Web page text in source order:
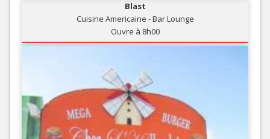
Blast
Cuisine Americaine - Bar Lounge
Ouvre à 8h00